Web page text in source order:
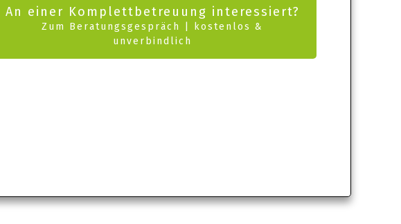
An einer Komplettbetreuung interessiert?
Zum Beratungsgespräch | kostenlos &
unverbindlich